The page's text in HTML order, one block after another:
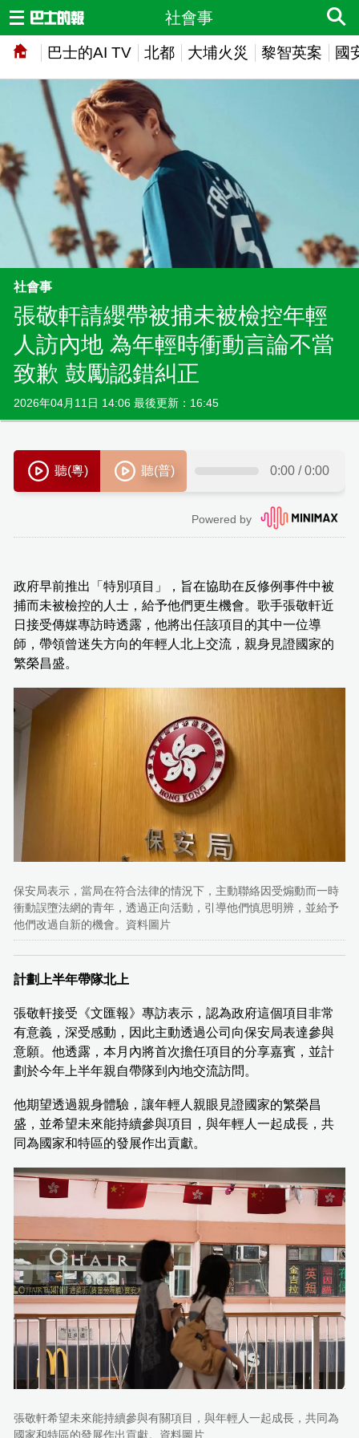
巴士的AI TV 北都 大埔火災 黎智英案 國
社會事
社會事
張敬軒請纓帶被捕未被檢控年輕
人訪內地 為年輕時衝動言論不當
致歉 鼓勵認錯糾正
2026年04月11日 14:06 最後更新：16:45
政府早前推出「特別項目」，旨在協助在反修例事件中被
捕而未被檢控的人士，給予他們更生機會。歌手張敬軒近
日接受傳媒專訪時透露，他將出任該項目的其中一位導
師，帶領曾迷失方向的年輕人北上交流，親身見證國家的
繁榮昌盛。
保安局表示，當局在符合法律的情況下，主動聯絡因受煽動而一時
衝動誤墮法網的青年，透過正向活動，引導他們慎思明辨，並給予
他們改過自新的機會。資料圖片
計劃上半年帶隊北上
張敬軒接受《文匯報》專訪表示，認為政府這個項目非常
有意義，深受感動，因此主動透過公司向保安局表達參與
意願。他透露，本月內將首次擔任項目的分享嘉賓，並計
劃於今年上半年親自帶隊到內地交流訪問。
他期望透過親身體驗，讓年輕人親眼見證國家的繁榮昌
盛，並希望未來能持續參與項目，與年輕人一起成長，共
同為國家和特區的發展作出貢獻。
張敬軒希望未來能持續參與有關項目，與年輕人一起成長，共同為
國家和特區的發展作出貢獻。資料圖片